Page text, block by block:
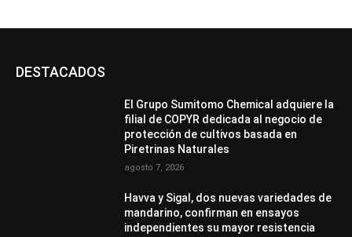
DESTACADOS
El Grupo Sumitomo Chemical adquiere la
filial de COPYR dedicada al negocio de
protección de cultivos basada en
Piretrinas Naturales
agosto 7, 2026
Havva y Sigal, dos nuevas variedades de
mandarino, confirman en ensayos
independientes su mayor resistencia